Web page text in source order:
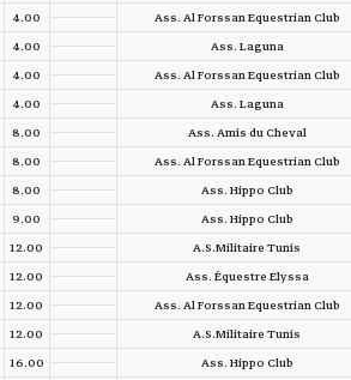
Ass. Al Forssan Equestrian Club
4.00
Ass. Laguna
4.00
Ass. Al Forssan Equestrian Club
4.00
Ass. Laguna
4.00
Ass. Amis du Cheval
8.00
Ass. Al Forssan Equestrian Club
8.00
Ass. Hippo Club
8.00
Ass. Hippo Club
9.00
A.S.Militaire Tunis
12.00
Ass. Équestre Elyssa
12.00
Ass. Al Forssan Equestrian Club
12.00
A.S.Militaire Tunis
12.00
Ass. Hippo Club
16.00